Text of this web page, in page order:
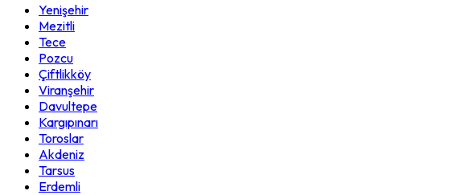
Yenişehir
Mezitli
Tece
Pozcu
Çiftlikköy
Viranşehir
Davultepe
Kargıpınarı
Toroslar
Akdeniz
Tarsus
Erdemli